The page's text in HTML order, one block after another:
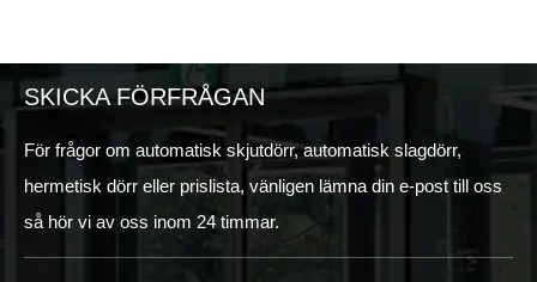
SKICKA FÖRFRÅGAN
För frågor om automatisk skjutdörr, automatisk slagdörr,
hermetisk dörr eller prislista, vänligen lämna din e-post till oss
så hör vi av oss inom 24 timmar.